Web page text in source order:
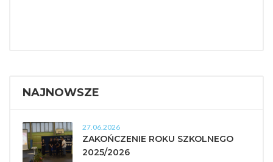
NAJNOWSZE
27.06.2026
ZAKOŃCZENIE ROKU SZKOLNEGO
2025/2026